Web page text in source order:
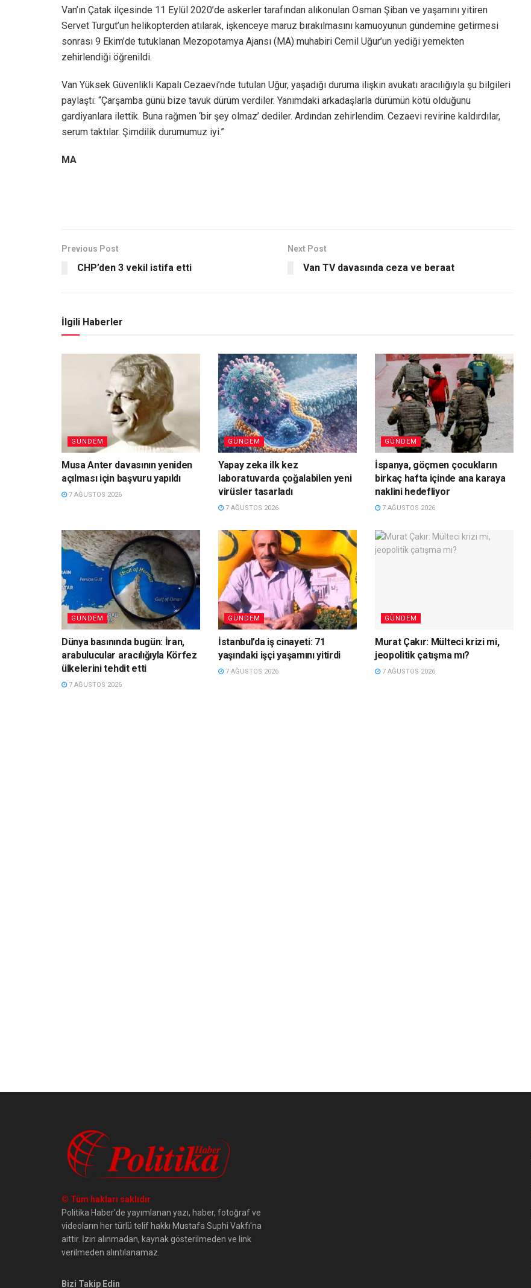
Van’ın Çatak ilçesinde 11 Eylül 2020’de askerler tarafından alıkonulan Osman Şiban ve yaşamını yitiren
Servet Turgut’un helikopterden atılarak, işkenceye maruz bırakılmasını kamuoyunun gündemine getirmesi
sonrası 9 Ekim’de tutuklanan Mezopotamya Ajansı (MA) muhabiri Cemil Uğur’un yediği yemekten
zehirlendiği öğrenildi.
Van Yüksek Güvenlikli Kapalı Cezaevi’nde tutulan Uğur, yaşadığı duruma ilişkin avukatı aracılığıyla şu bilgileri
paylaştı: “Çarşamba günü bize tavuk dürüm verdiler. Yanımdaki arkadaşlarla dürümün kötü olduğunu
gardiyanlara ilettik. Buna rağmen ‘bir şey olmaz’ dediler. Ardından zehirlendim. Cezaevi revirine kaldırdılar,
serum taktılar. Şimdilik durumumuz iyi.”
MA
Previous Post
CHP’den 3 vekil istifa etti
Next Post
Van TV davasında ceza ve beraat
İlgili Haberler
GÜNDEM
Musa Anter davasının yeniden
açılması için başvuru yapıldı
7 AĞUSTOS 2026
GÜNDEM
Yapay zeka ilk kez
laboratuvarda çoğalabilen yeni
virüsler tasarladı
7 AĞUSTOS 2026
GÜNDEM
İspanya, göçmen çocukların
birkaç hafta içinde ana karaya
naklini hedefliyor
7 AĞUSTOS 2026
GÜNDEM
Dünya basınında bugün: İran,
arabulucular aracılığıyla Körfez
ülkelerini tehdit etti
7 AĞUSTOS 2026
GÜNDEM
İstanbul’da iş cinayeti: 71
yaşındaki işçi yaşamını yitirdi
7 AĞUSTOS 2026
GÜNDEM
Murat Çakır: Mülteci krizi mi,
jeopolitik çatışma mı?
7 AĞUSTOS 2026
© Tüm hakları saklıdır
Politika Haber'de yayımlanan yazı, haber, fotoğraf ve
videoların her türlü telif hakkı Mustafa Suphi Vakfı'na
aittir. İzin alınmadan, kaynak gösterilmeden ve link
verilmeden alıntılanamaz.
Bizi Takip Edin